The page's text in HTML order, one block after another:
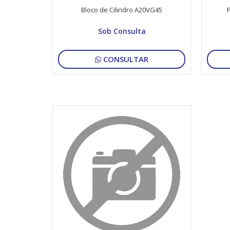
Bloco de Cilindro A20VG45
Sob Consulta
CONSULTAR